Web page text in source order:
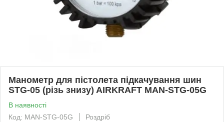
Манометр для пістолета підкачування шин
STG-05 (різь знизу) AIRKRAFT MAN-STG-05G
В наявності
Код: MAN-STG-05G
Роздріб